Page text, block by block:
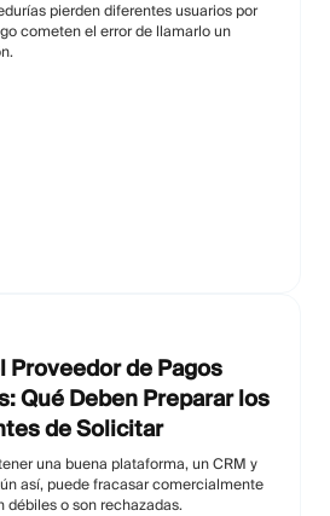
pierden diferentes usuarios por
cometen el error de llamarlo un
Proveedor de Pagos
Qué Deben Preparar los
de Solicitar
una buena plataforma, un CRM y
así, puede fracasar comercialmente
débiles o son rechazadas.